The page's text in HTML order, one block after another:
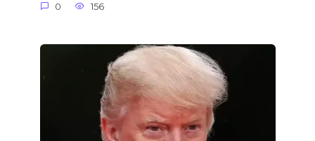
0 156